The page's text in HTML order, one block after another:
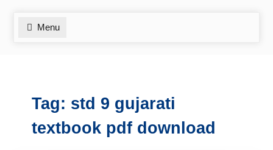
Menu
Tag: std 9 gujarati
textbook pdf download